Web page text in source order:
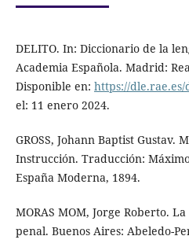
DELITO. In: Diccionario de la
Academia Española. Madrid:
Disponible en: https://
el: 11 enero 2024.
GROSS, Johann Baptist Gustav.
Instrucción. Traducción:
España Moderna, 1894.
MORAS MOM, Jorge Roberto.
penal. Buenos Aires: Abeledo-